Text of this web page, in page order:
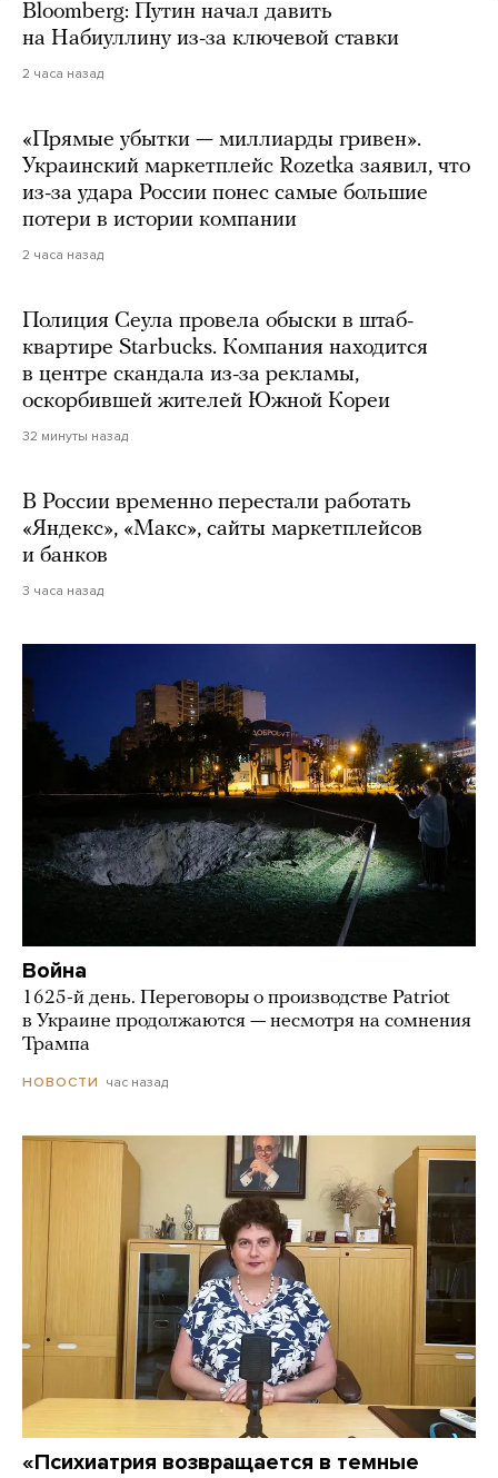
Bloomberg: Путин начал давить
на Набиуллину из-за ключевой ставки
2 часа назад
«Прямые убытки — миллиарды гривен».
Украинский маркетплейс Rozetka заявил, что
из-за удара России понес самые большие
потери в истории компании
2 часа назад
Полиция Сеула провела обыски в штаб-
квартире Starbucks. Компания находится
в центре скандала из-за рекламы,
оскорбившей жителей Южной Кореи
32 минуты назад
В России временно перестали работать
«Яндекс», «Макс», сайты маркетплейсов
и банков
3 часа назад
Война
1625-й день. Переговоры о производстве Patriot
в Украине продолжаются — несмотря на сомнения
Трампа
НОВОСТИ час назад
«Психиатрия возвращается в темные